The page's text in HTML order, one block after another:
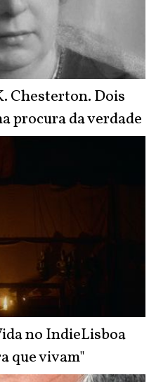
Chesterton. Dois
procura da verdade
no IndieLisboa
que vivam"